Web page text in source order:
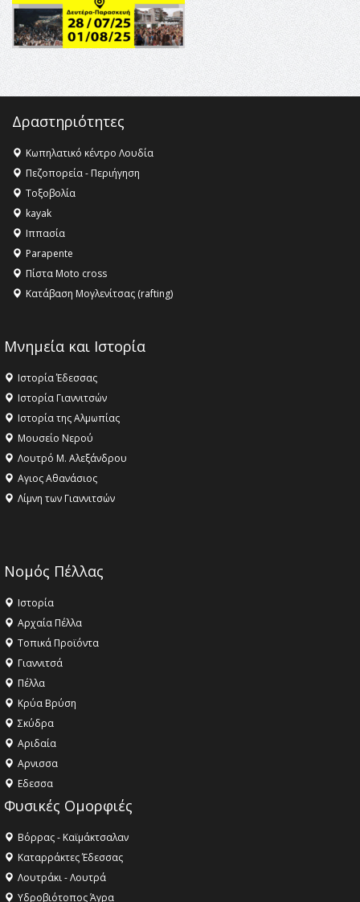
Δραστηριότητες
Κωπηλατικό κέντρο Λουδία
Πεζοπορεία - Περιήγηση
Τοξοβολία
kayak
Ιππασία
Parapente
Πίστα Moto cross
Κατάβαση Μογλενίτσας (rafting)
Μνημεία και Ιστορία
Ιστορία Έδεσσας
Ιστορία Γιαννιτσών
Ιστορία της Αλμωπίας
Μουσείο Νερού
Λουτρό Μ. Αλεξάνδρου
Αγιος Αθανάσιος
Λίμνη των Γιαννιτσών
Νομός Πέλλας
Ιστορία
Αρχαία Πέλλα
Τοπικά Προϊόντα
Γιαννιτσά
Πέλλα
Κρύα Βρύση
Σκύδρα
Αριδαία
Aρνισσα
Eδεσσα
Φυσικές Ομορφιές
Βόρρας - Καϊμάκτσαλαν
Καταρράκτες Έδεσσας
Λουτράκι - Λουτρά
Υδροβιότοπος Άγρα